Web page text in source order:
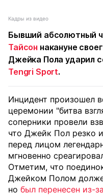
Кадры из видео
Бывший абсолютный
Тайсон накануне
Джейка Пола ударил
Tengri Sport.
Инцидент произошел
церемонии "битва
соперники провели
что Джейк Пол резко
перед лицом
мгновенно
Отметим, что
Джейком Полом
но был перенесен из-